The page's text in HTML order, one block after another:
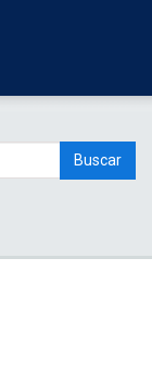
Buscar